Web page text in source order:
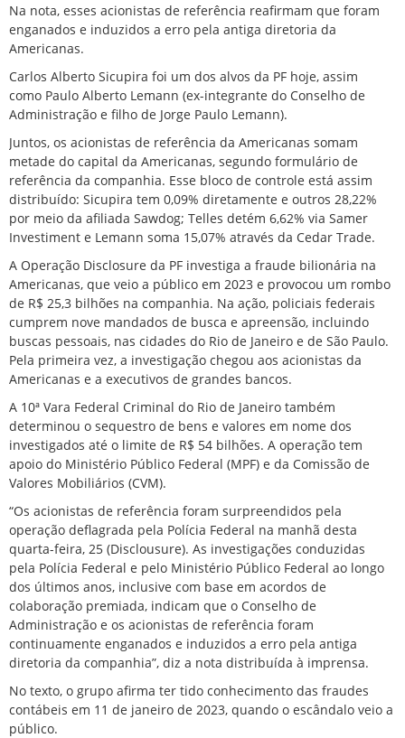
Na nota, esses acionistas de referência reafirmam que foram
enganados e induzidos a erro pela antiga diretoria da
Americanas.
Carlos Alberto Sicupira foi um dos alvos da PF hoje, assim
como Paulo Alberto Lemann (ex-integrante do Conselho de
Administração e filho de Jorge Paulo Lemann).
Juntos, os acionistas de referência da Americanas somam
metade do capital da Americanas, segundo formulário de
referência da companhia. Esse bloco de controle está assim
distribuído: Sicupira tem 0,09% diretamente e outros 28,22%
por meio da afiliada Sawdog; Telles detém 6,62% via Samer
Investiment e Lemann soma 15,07% através da Cedar Trade.
A Operação Disclosure da PF investiga a fraude bilionária na
Americanas, que veio a público em 2023 e provocou um rombo
de R$ 25,3 bilhões na companhia. Na ação, policiais federais
cumprem nove mandados de busca e apreensão, incluindo
buscas pessoais, nas cidades do Rio de Janeiro e de São Paulo.
Pela primeira vez, a investigação chegou aos acionistas da
Americanas e a executivos de grandes bancos.
A 10ª Vara Federal Criminal do Rio de Janeiro também
determinou o sequestro de bens e valores em nome dos
investigados até o limite de R$ 54 bilhões. A operação tem
apoio do Ministério Público Federal (MPF) e da Comissão de
Valores Mobiliários (CVM).
“Os acionistas de referência foram surpreendidos pela
operação deflagrada pela Polícia Federal na manhã desta
quarta-feira, 25 (Disclousure). As investigações conduzidas
pela Polícia Federal e pelo Ministério Público Federal ao longo
dos últimos anos, inclusive com base em acordos de
colaboração premiada, indicam que o Conselho de
Administração e os acionistas de referência foram
continuamente enganados e induzidos a erro pela antiga
diretoria da companhia”, diz a nota distribuída à imprensa.
No texto, o grupo afirma ter tido conhecimento das fraudes
contábeis em 11 de janeiro de 2023, quando o escândalo veio a
público.